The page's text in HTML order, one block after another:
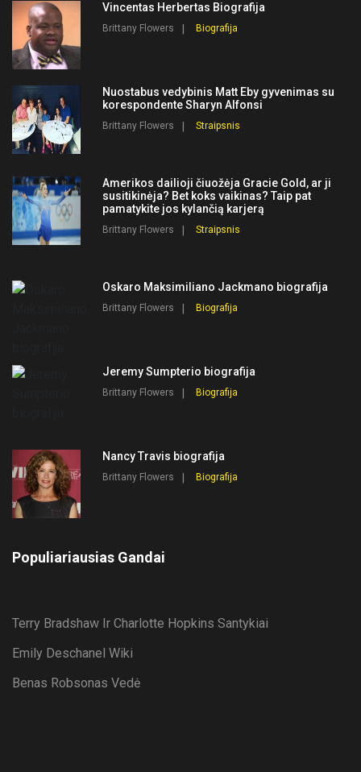
Vincentas Herbertas Biografija
Brittany Flowers Biografija
Nuostabus vedybinis Matt Eby gyvenimas su
korespondente Sharyn Alfonsi
Brittany Flowers Straipsnis
Amerikos dailioji čiuožėja Gracie Gold, ar ji
susitikinėja? Bet koks vaikinas? Taip pat
pamatykite jos kylančią karjerą
Brittany Flowers Straipsnis
Oskaro Maksimiliano Jackmano biografija
Brittany Flowers Biografija
Jeremy Sumpterio biografija
Brittany Flowers Biografija
Nancy Travis biografija
Brittany Flowers Biografija
Populiariausias Gandai
Terry Bradshaw Ir Charlotte Hopkins Santykiai
Emily Deschanel Wiki
Benas Robsonas Vedė